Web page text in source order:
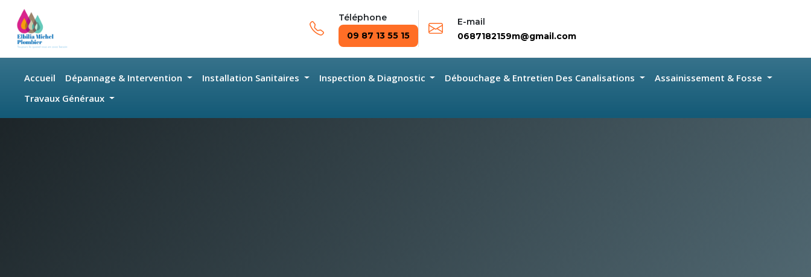
Skip to main content
Téléphone
09 87 13 55 15
E-mail
0687182159m@gmail.com
Accueil Dépannage & Intervention Installation Sanitaires Inspection & Diagnostic Débouchage & Entretien Des Canalisations
Assainissement & Fosse
Travaux Généraux